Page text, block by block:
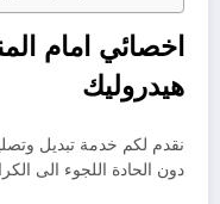
اخصائي امام
هيدروليك
نقدم لكم خدمة تبديل
دون الحادة اللجوء الى